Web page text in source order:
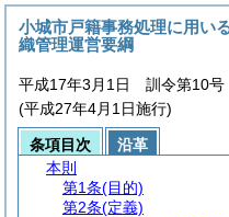
小城市戸籍事務処理に用い
織管理運営要綱
平成17年3月1日 訓令第10号
(平成27年4月1日施行)
条項目次
沿革
本則
第1条(目的)
第2条(定義)